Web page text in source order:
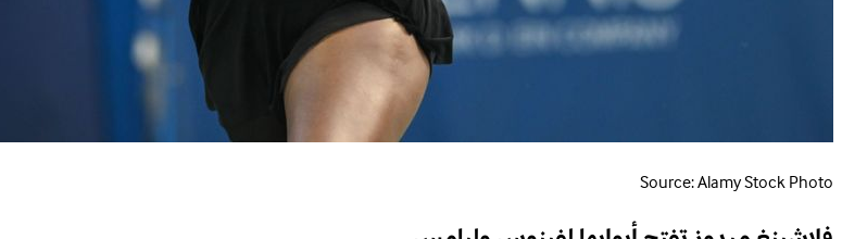
Source: Alamy Stock Photo